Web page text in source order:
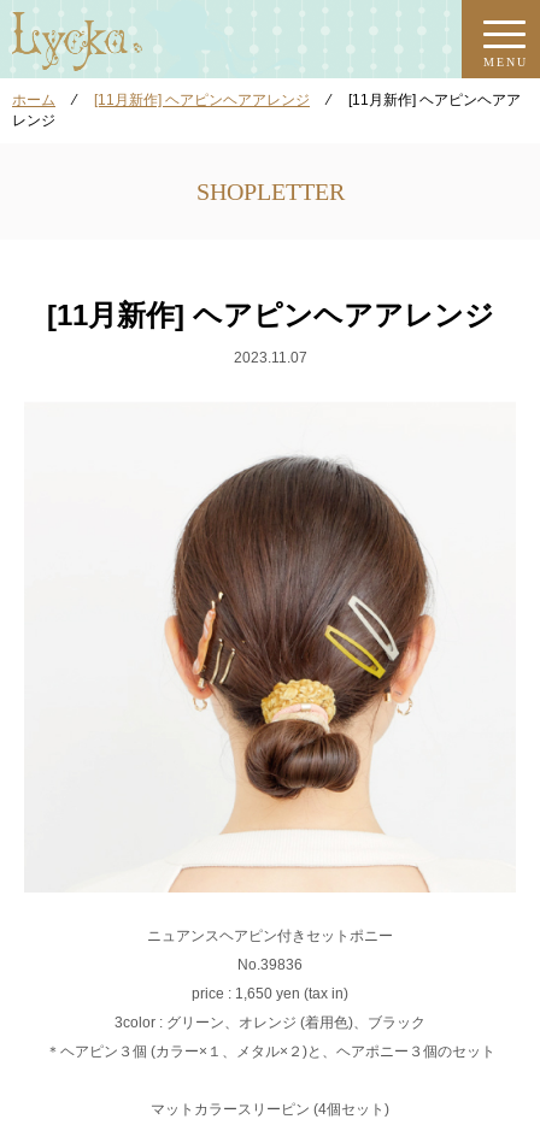
MENU
ホーム ⁄ [11月新作] ヘアピンヘアアレンジ ⁄
[11月新作] ヘアピンヘアア
レンジ
SHOPLETTER
[11月新作] ヘアピンヘアアレンジ
2023.11.07
ニュアンスヘアピン付きセットポニー
No.39836
price : 1,650 yen (tax in)
3color : グリーン、オレンジ (着用色)、ブラック
＊ヘアピン３個 (カラー×１、メタル×２)と、ヘアポニー３個のセット
マットカラースリーピン (4個セット)